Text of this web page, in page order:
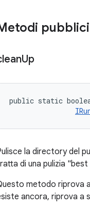
pubblici
Up
public static
la directory del
di una pulizia
metodo riprova
ancora, riprova a